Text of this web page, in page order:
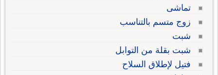
تماشى
زوج متسم بالتناسب
شبت
شبت بقلة من التوابل
فتيل لإطلاق السلاح